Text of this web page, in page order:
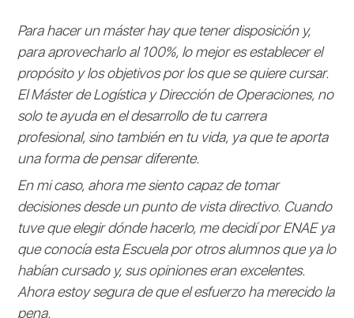
Para hacer un máster hay que tener disposición y,
para aprovecharlo al 100%, lo mejor es establecer el
propósito y los objetivos por los que se quiere cursar.
El Máster de Logística y Dirección de Operaciones, no
solo te ayuda en el desarrollo de tu carrera
profesional, sino también en tu vida, ya que te aporta
una forma de pensar diferente.
En mi caso, ahora me siento capaz de tomar
decisiones desde un punto de vista directivo. Cuando
tuve que elegir dónde hacerlo, me decidí por ENAE ya
que conocía esta Escuela por otros alumnos que ya lo
habían cursado y, sus opiniones eran excelentes.
Ahora estoy segura de que el esfuerzo ha merecido la
pena.